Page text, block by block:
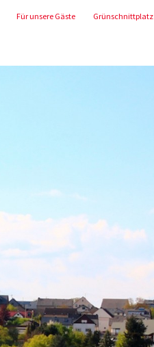
Für unsere Gäste Grünschnittplatz